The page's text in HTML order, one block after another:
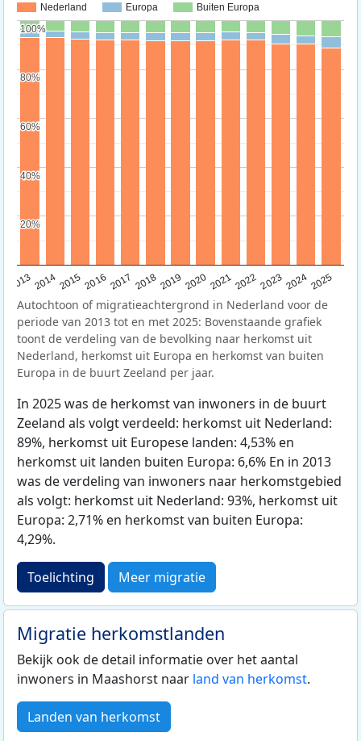
Nederland Europa Buiten Europa
20132014201520162017 20182019 202020212022202320242025
20%
20%
40%
40%
60%
60%
80%
80%
100%
100%
Autochtoon of migratieachtergrond in Nederland voor de
periode van 2013 tot en met 2025: Bovenstaande grafiek
toont de verdeling van de bevolking naar herkomst uit
Nederland, herkomst uit Europa en herkomst van buiten
Europa in de buurt Zeeland per jaar.
In 2025 was de herkomst van inwoners in de buurt
Zeeland als volgt verdeeld: herkomst uit Nederland:
89%, herkomst uit Europese landen: 4,53% en
herkomst uit landen buiten Europa: 6,6% En in 2013
was de verdeling van inwoners naar herkomstgebied
als volgt: herkomst uit Nederland: 93%, herkomst uit
Europa: 2,71% en herkomst van buiten Europa:
4,29%.
Toelichting Meer migratie
Migratie herkomstlanden
Bekijk ook de detail informatie over het aantal
inwoners in Maashorst naar land van herkomst.
Landen van herkomst